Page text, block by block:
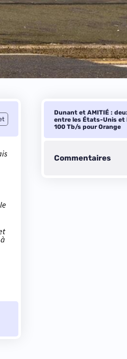
Dunant et AMITIÉ :
entre les États-Unis et
100 Tb/s pour Orange
Commentaires